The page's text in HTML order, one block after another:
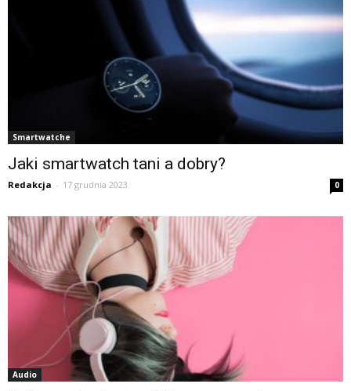
Smartwatche
Jaki smartwatch tani a dobry?
Redakcja - 17 grudnia 2023 0
Audio